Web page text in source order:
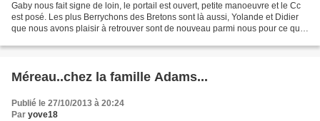
Gaby nous fait signe de loin, le portail est ouvert, petite manoeuvre et le Cc
est posé. Les plus Berrychons des Bretons sont là aussi, Yolande et Didier
que nous avons plaisir à retrouver sont de nouveau parmi nous pour ce qui
Méreau..chez la famille Adams...
Publié le 27/10/2013 à 20:24
Par yove18